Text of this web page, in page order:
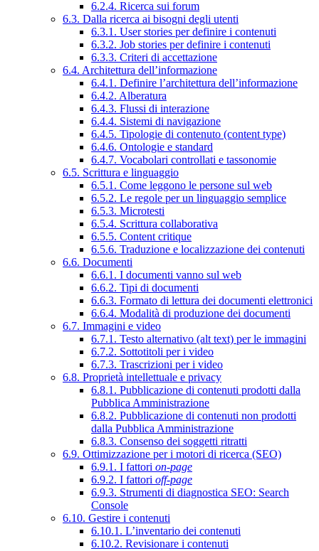
6.2.4. Ricerca sui forum
6.3. Dalla ricerca ai bisogni degli utenti
6.3.1. User stories per definire i contenuti
6.3.2. Job stories per definire i contenuti
6.3.3. Criteri di accettazione
6.4. Architettura dell’informazione
6.4.1. Definire l’architettura dell’informazione
6.4.2. Alberatura
6.4.3. Flussi di interazione
6.4.4. Sistemi di navigazione
6.4.5. Tipologie di contenuto (content type)
6.4.6. Ontologie e standard
6.4.7. Vocabolari controllati e tassonomie
6.5. Scrittura e linguaggio
6.5.1. Come leggono le persone sul web
6.5.2. Le regole per un linguaggio semplice
6.5.3. Microtesti
6.5.4. Scrittura collaborativa
6.5.5. Content critique
6.5.6. Traduzione e localizzazione dei contenuti
6.6. Documenti
6.6.1. I documenti vanno sul web
6.6.2. Tipi di documenti
6.6.3. Formato di lettura dei documenti elettronici
6.6.4. Modalità di produzione dei documenti
6.7. Immagini e video
6.7.1. Testo alternativo (alt text) per le immagini
6.7.2. Sottotitoli per i video
6.7.3. Trascrizioni per i video
6.8. Proprietà intellettuale e privacy
6.8.1. Pubblicazione di contenuti prodotti dalla
Pubblica Amministrazione
6.8.2. Pubblicazione di contenuti non prodotti
dalla Pubblica Amministrazione
6.8.3. Consenso dei soggetti ritratti
6.9. Ottimizzazione per i motori di ricerca (SEO)
6.9.1. I fattori on-page
6.9.2. I fattori off-page
6.9.3. Strumenti di diagnostica SEO: Search
Console
6.10. Gestire i contenuti
6.10.1. L’inventario dei contenuti
6.10.2. Revisionare i contenuti